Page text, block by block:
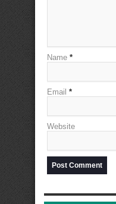
Name *
Email *
Website